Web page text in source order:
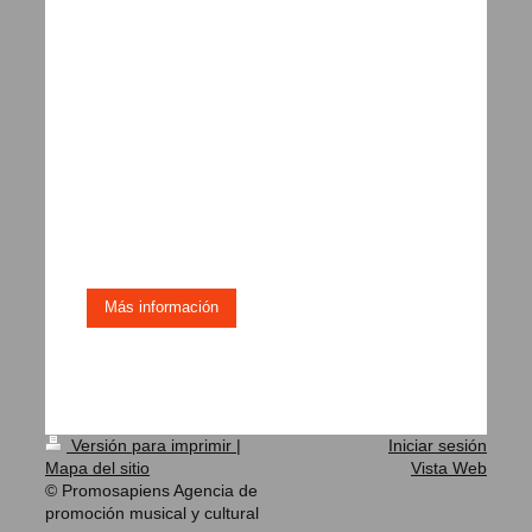
Más información
Versión para imprimir |
Mapa del sitio
© Promosapiens Agencia de
promoción musical y cultural
Iniciar sesión
Vista Web